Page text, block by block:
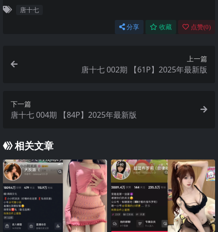
唐十七
分享 收藏 点赞(0)
上一篇
唐十七 002期 【61P】2025年最新版
下一篇
唐十七 004期 【84P】2025年最新版
相关文章